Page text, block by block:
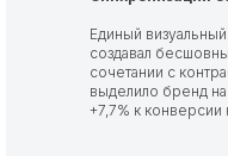
Единый
создавал
сочетании с
выделило бренд
+7,7% к конверсии